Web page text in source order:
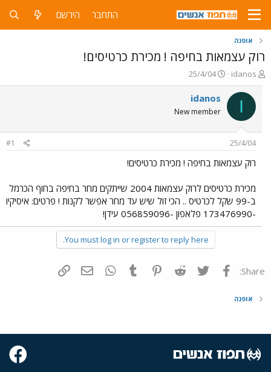
התחבר הירשם
אופנה
רוק עצמאות בחיפה ! מכירת כרטיסים!
פ
ו
ת
ח
ה
ש
א
idanos
פ
ו
ר
ם
ר
25/4/04
I
idanos
New member
25/4/04
#1
רוק עצמאות בחיפה ! מכירת כרטיסים!
מכירת כרטיסים לרוק עצמאות 2004 שייתקים מחר בחיפה בחוף הכרמל
ב-99 שקל לכרטיס .. הכי זול שיש עד מחר אפשר לקנות ! פרטים: איסיקיו
-173476990 פלאפון -056859096 עידן!
You must log in or register to reply here.
Share: פייסבוק Twitter
Reddit
Pinterest
Tumblr
WhatsAppדואר אלקטרוני
אופנה